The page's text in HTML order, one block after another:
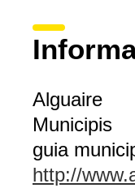
Alguaire
Municipis
guia
http://